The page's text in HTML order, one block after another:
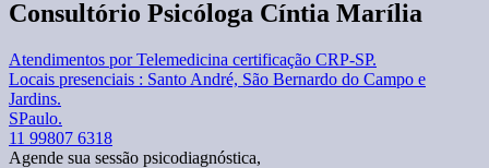
Consultório Psicóloga Cíntia Marília
Atendimentos por Telemedicina certificação CRP-SP.
Locais presenciais : Santo André, São Bernardo do Campo e
Jardins.
SPaulo.
11 99807 6318
Agende sua sessão psicodiagnóstica,